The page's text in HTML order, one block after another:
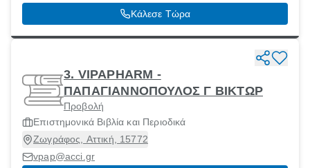
Κάλεσε Τώρα
3. VIPAPHARM -
ΠΑΠΑΓΙΑΝΝΟΠΟΥΛΟΣ Γ ΒΙΚΤΩΡ
Προβολή
Επιστημονικά Βιβλία και Περιοδικά
Ζωγράφος, Αττική, 15772
vpap@acci.gr